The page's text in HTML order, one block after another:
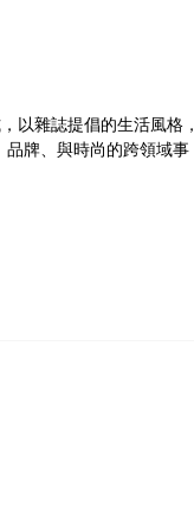
以雜誌提倡的生活風格，
牌、與時尚的跨領域事